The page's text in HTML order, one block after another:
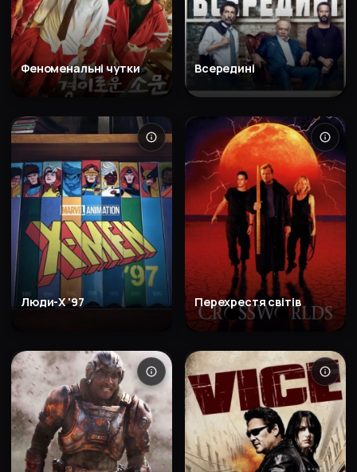
Феноменальні чутки Всередині
Люди-X '97 Перехрестя світів